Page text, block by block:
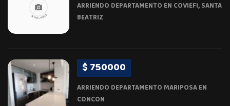
ARRIENDO DEPARTAMENTO EN COVIEFI, SANTA
BEATRIZ
$ 750000
ARRIENDO DEPARTAMENTO MARIPOSA EN
CONCON